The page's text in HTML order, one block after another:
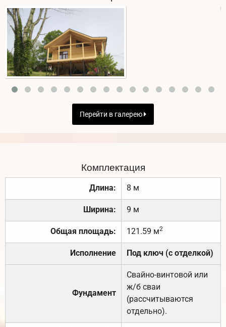
Перейти в галерею
Комплектация
Длина: 8 м
Ширина: 9 м
Общая площадь: 121.59 м2
Исполнение Под ключ (с отделкой)
Фундамент
Свайно-винтовой или
ж/б сваи
(рассчитываются
отдельно).